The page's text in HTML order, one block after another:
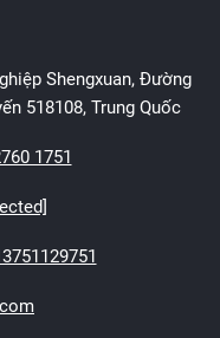
Shengxuan, Đường
518108, Trung Quốc
1751